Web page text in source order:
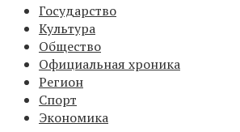
Государство
Культура
Общество
Официальная хроника
Регион
Спорт
Экономика